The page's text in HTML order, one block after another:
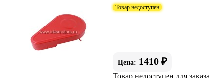
Товар недоступен
Цена: 1410 ₽
Товар недоступен для заказа